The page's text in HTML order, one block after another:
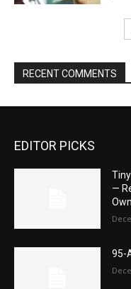
RECENT COMMENTS
EDITOR PICKS
—
95-